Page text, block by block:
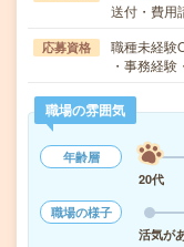
送付・費用
応募資格
職種未経験
・事務経
職場の雰囲気
年齢層
20代
職場の様子
活気が